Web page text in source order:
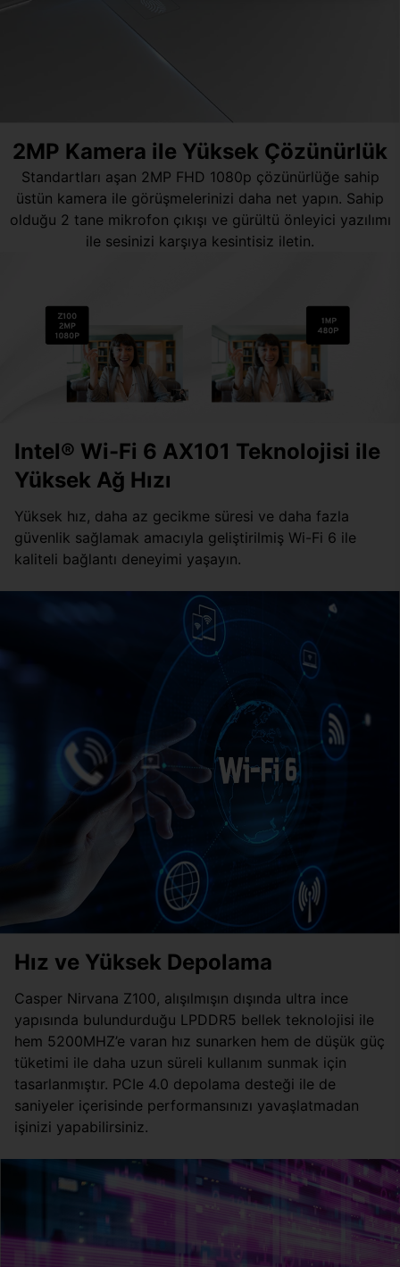
2MP Kamera ile Yüksek Çözünürlük
Standartları aşan 2MP FHD 1080p çözünürlüğe sahip
üstün kamera ile görüşmelerinizi daha net yapın. Sahip
olduğu 2 tane mikrofon çıkışı ve gürültü önleyici yazılımı
ile sesinizi karşıya kesintisiz iletin.
Intel® Wi-Fi 6 AX101 Teknolojisi ile
Yüksek Ağ Hızı
Yüksek hız, daha az gecikme süresi ve daha fazla
güvenlik sağlamak amacıyla geliştirilmiş Wi-Fi 6 ile
kaliteli bağlantı deneyimi yaşayın.
Hız ve Yüksek Depolama
Casper Nirvana Z100, alışılmışın dışında ultra ince
yapısında bulundurduğu LPDDR5 bellek teknolojisi ile
hem 5200MHZ’e varan hız sunarken hem de düşük güç
tüketimi ile daha uzun süreli kullanım sunmak için
tasarlanmıştır. PCIe 4.0 depolama desteği ile de
saniyeler içerisinde performansınızı yavaşlatmadan
işinizi yapabilirsiniz.